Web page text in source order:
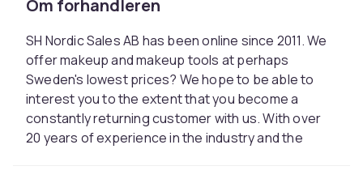
Om forhandleren
SH Nordic Sales AB has been online since 2011. We
offer makeup and makeup tools at perhaps
Sweden's lowest prices? We hope to be able to
interest you to the extent that you become a
constantly returning customer with us. With over
20 years of experience in the industry and the